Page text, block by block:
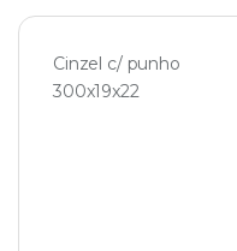
Cinzel c/ punho
300x19x22